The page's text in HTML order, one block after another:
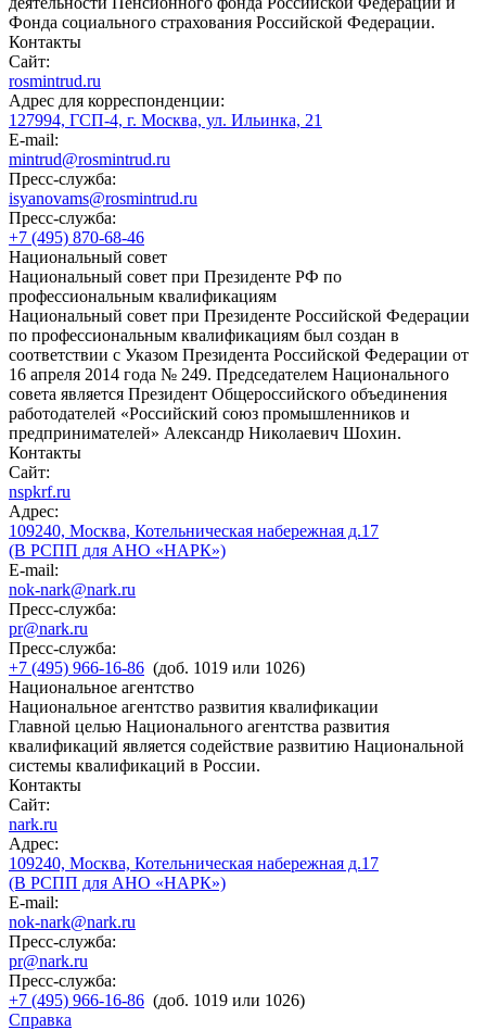
Фонда социального страхования Российской Федерации.
Контакты
Сайт:
rosmintrud.ru
Адрес для корреспонденции:
127994, ГСП-4, г. Москва, ул. Ильинка, 21
E-mail:
mintrud@rosmintrud.ru
Пресс-служба:
isyanovams@rosmintrud.ru
Пресс-служба:
+7 (495) 870-68-46
Национальный совет
Национальный совет при Президенте РФ по
профессиональным квалификациям
Национальный совет при Президенте Российской Федерации
по профессиональным квалификациям был создан в
соответствии с Указом Президента Российской Федерации от
16 апреля 2014 года № 249. Председателем Национального
совета является Президент Общероссийского объединения
работодателей «Российский союз промышленников и
предпринимателей» Александр Николаевич Шохин.
Контакты
Сайт:
nspkrf.ru
Адрес:
109240, Москва, Котельническая набережная д.17
(В РСПП для АНО «НАРК»)
E-mail:
nok-nark@nark.ru
Пресс-служба:
pr@nark.ru
Пресс-служба:
+7 (495) 966-16-86 (доб. 1019 или 1026)
Национальное агентство
Национальное агентство развития квалификации
Главной целью Национального агентства развития
квалификаций является содействие развитию Национальной
системы квалификаций в России.
Контакты
Сайт:
nark.ru
Адрес:
109240, Москва, Котельническая набережная д.17
(В РСПП для АНО «НАРК»)
E-mail:
nok-nark@nark.ru
Пресс-служба:
pr@nark.ru
Пресс-служба:
+7 (495) 966-16-86 (доб. 1019 или 1026)
Справка